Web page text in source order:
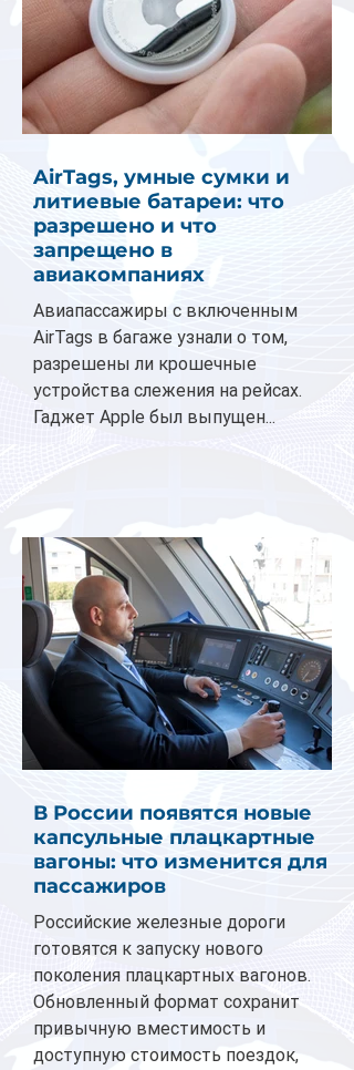
AirTags, умные сумки и
литиевые батареи: что
разрешено и что
запрещено в
авиакомпаниях
Авиапассажиры с включенным
AirTags в багаже узнали о том,
разрешены ли крошечные
устройства слежения на рейсах.
Гаджет Apple был выпущен...
В России появятся новые
капсульные плацкартные
вагоны: что изменится для
пассажиров
Российские железные дороги
готовятся к запуску нового
поколения плацкартных вагонов.
Обновленный формат сохранит
привычную вместимость и
доступную стоимость поездок,